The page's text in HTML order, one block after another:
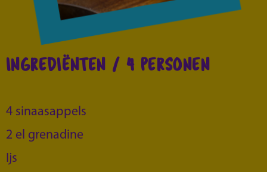
INGREDIËNTEN / 4 PERSONEN
4 sinaasappels
2 el grenadine
Ijs